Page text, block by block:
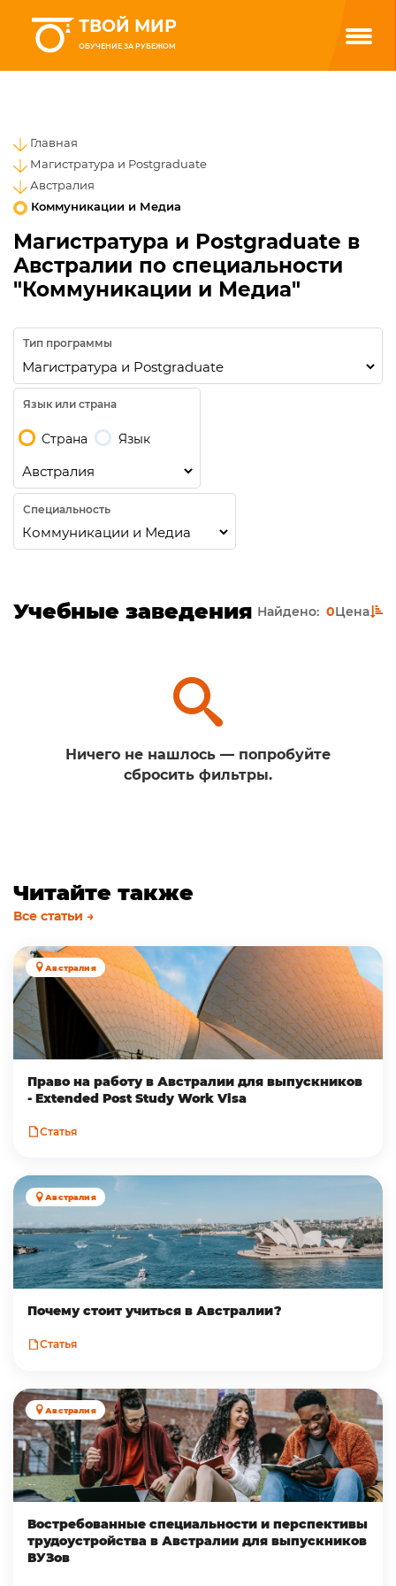
ТВОЙ МИР
ОБУЧЕНИЕ ЗА РУБЕЖОМ
Главная
Магистратура и Postgraduate
Австралия
Коммуникации и Медиа
Магистратура и Postgraduate в
Австралии по специальности
"Коммуникации и Медиа"
Тип программы
Язык или страна
Страна Язык
Специальность
Учебные заведения Найдено: 0Цена
Ничего не нашлось — попробуйте
сбросить фильтры.
Читайте также
Все статьи →
Австралия
Право на работу в Австралии для выпускников
- Extended Post Study Work Visa
Статья
Австралия
Почему стоит учиться в Австралии?
Статья
Австралия
Востребованные специальности и перспективы
трудоустройства в Австралии для выпускников
ВУЗов